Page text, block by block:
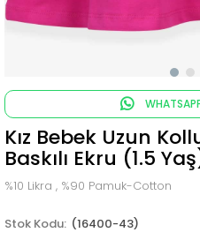
Kız Bebek Uzun
Baskılı Ekru (1.5
%10 Likra , %90 Pamuk-Cotton
(16400-43)